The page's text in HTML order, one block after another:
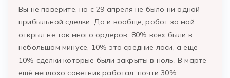
Вы не поверите, но с 29 апреля не было ни одной
прибыльной сделки. Да и вообще, робот за май
открыл не так много ордеров. 80% всех были в
небольшом минусе, 10% это средние лоси, а еще
10% сделки которые были закрыты в ноль. В марте
ещё неплохо советник работал, почти 30%